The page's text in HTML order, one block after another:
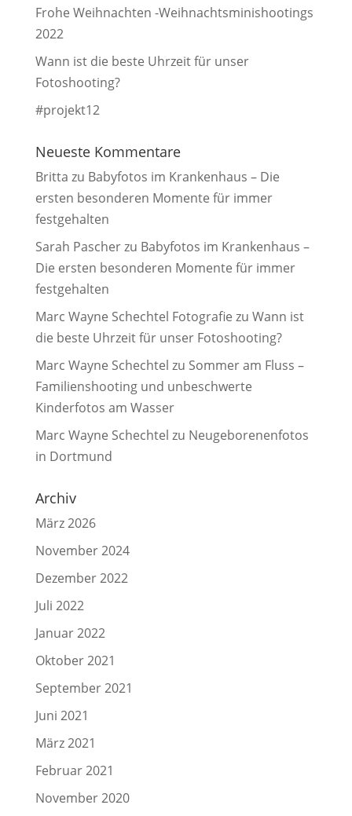
Frohe Weihnachten -Weihnachtsminishootings
2022
Wann ist die beste Uhrzeit für unser
Fotoshooting?
#projekt12
Neueste Kommentare
Britta zu Babyfotos im Krankenhaus – Die
ersten besonderen Momente für immer
festgehalten
Sarah Pascherzu Babyfotos im Krankenhaus –
Die ersten besonderen Momente für immer
festgehalten
Marc Wayne Schechtel Fotografie zu Wann ist
die beste Uhrzeit für unser Fotoshooting?
Marc Wayne Schechtel zu Sommer am Fluss –
Familienshooting und unbeschwerte
Kinderfotos am Wasser
Marc Wayne Schechtel zu Neugeborenenfotos
in Dortmund
Archiv
März 2026
November 2024
Dezember 2022
Juli 2022
Januar 2022
Oktober 2021
September 2021
Juni 2021
März 2021
Februar 2021
November 2020